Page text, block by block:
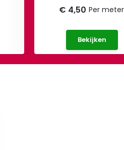
€ 4,50 Per meter
Bekijken